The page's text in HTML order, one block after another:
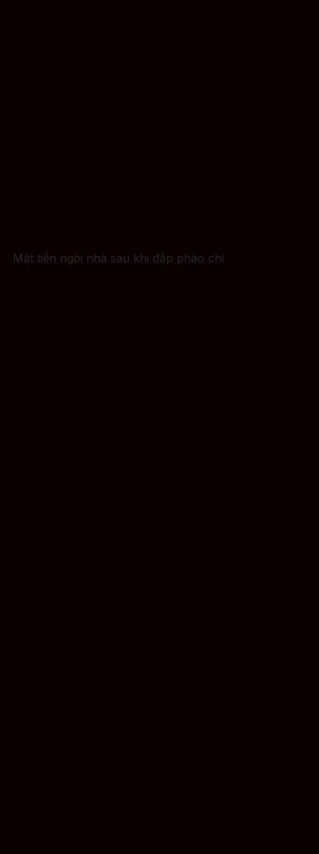
Mặt tiền ngôi nhà sau khi đắp phào chỉ